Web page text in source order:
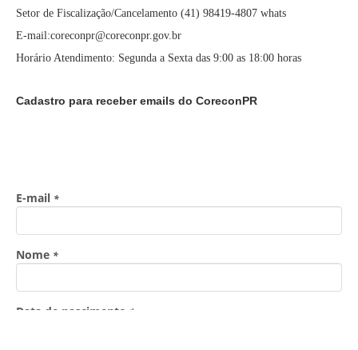
Setor de Fiscalização/Cancelamento (41) 98419-4807 whats
E-mail:coreconpr@coreconpr.gov.br
Horário Atendimento: Segunda a Sexta das 9:00 as 18:00 horas
Cadastro para receber emails do CoreconPR